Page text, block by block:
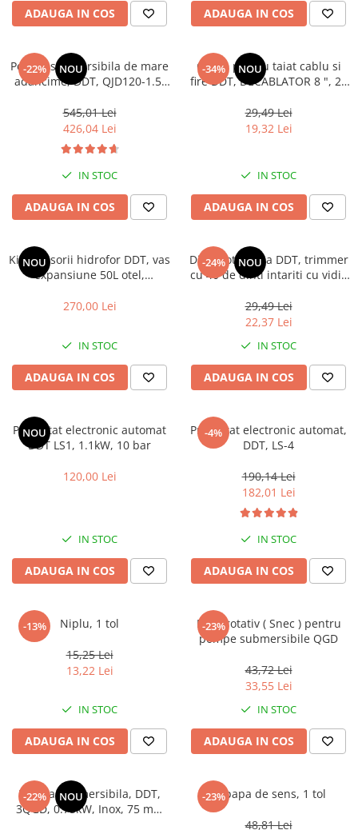
Acumulatori si incarcatoare
ADAUGA IN COS ADAUGA IN COS
-22% NOU
Pompa submersibila de mare
adancime, DDT, QJD120-1.5,
545,01 Lei
426,04 Lei
IN STOC
ADAUGA IN COS
-34% NOU
Cleste pentru taiat cablu si
fire DDT, DECABLATOR 8 ", 20
29,49 Lei
19,32 Lei
IN STOC
ADAUGA IN COS
NOU
Kit accesorii hidrofor DDT, vas
expansiune 50L otel,
5 cai bronz, furtun racord
270,00 Lei
IN STOC
ADAUGA IN COS
-24% NOU
Disc motocoasa DDT, trimmer
cu 40 de dinti intariti cu vidia
29,49 Lei
22,37 Lei
IN STOC
ADAUGA IN COS
NOU
Presostat electronic automat
DDT LS1, 1.1kW, 10 bar
120,00 Lei
IN STOC
ADAUGA IN COS
-4%
Presostat electronic automat,
DDT, LS-4
190,14 Lei
182,01 Lei
IN STOC
ADAUGA IN COS
-13% Niplu, 1 tol
15,25 Lei
13,22 Lei
IN STOC
ADAUGA IN COS
-23%
Melc rotativ ( Snec ) pentru
pompe submersibile QGD
43,72 Lei
33,55 Lei
IN STOC
ADAUGA IN COS
-22% NOU
Pompa submersibila, DDT,
3QGD, 0.75kW, Inox, 75 mm
-23%
Supapa de sens, 1 tol
48,81 Lei